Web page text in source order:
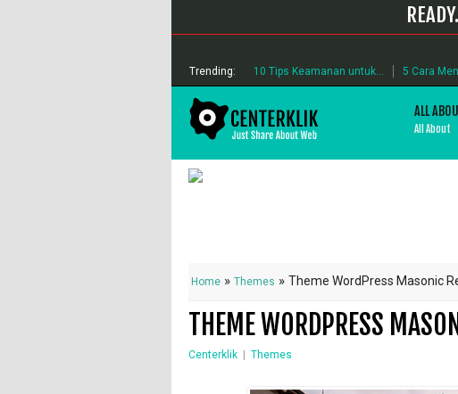
Trending: 10 Tips Keamanan untuk... 5 Cara
ALL
All About
Home »Themes »Theme WordPress Masonic
THEME WORDPRESS
Centerklik | Themes